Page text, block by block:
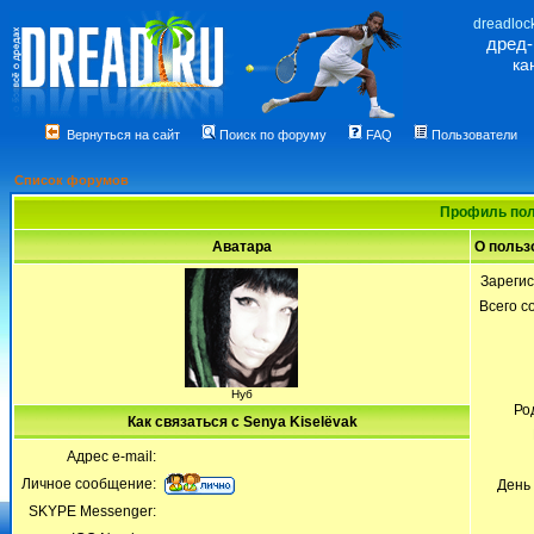
Вернуться на сайт Поиск по форуму FAQ Пользователи
Список форумов
Профиль
Аватара О
Нуб
Всего
День
Как связаться с Senya Kiselёvak
Адрес e-mail:
Личное сообщение:
SKYPE Messenger: